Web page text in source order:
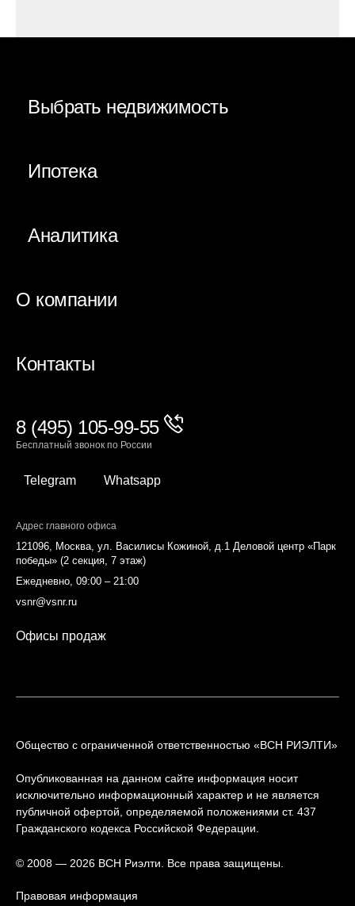
Выбрать недвижимость
Ипотека
Аналитика
О компании
Контакты
8 (495) 105-99-55
Бесплатный звонок по России
Telegram Whatsapp
Адрес главного офиса
121096, Москва, ул. Василисы Кожиной, д.1 Деловой центр «Парк
победы» (2 секция, 7 этаж)
Ежедневно, 09:00 – 21:00
vsnr@vsnr.ru
Офисы продаж
Общество с ограниченной ответственностью «ВСН РИЭЛТИ»
Опубликованная на данном сайте информация носит
исключительно информационный характер и не является
публичной офертой, определяемой положениями ст. 437
Гражданского кодекса Российской Федерации.
© 2008 — 2026 ВСН Риэлти. Все права защищены.
Правовая информация